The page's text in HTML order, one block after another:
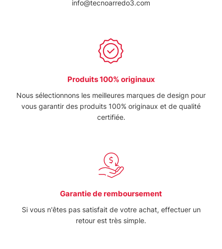
modificare o ritirare il tuo consenso in qualsiasi momento
Utilizziamo i cookie per personalizzare contenuti ed
annunci, per fornire funzionalità dei social media e per
informazioni sul modo in cui utilizza il nostro sito con i
nostri partner che si occupano di analisi dei dati web,
pubblicità e social media, i quali potrebbero combinarle
con altre informazioni che ha fornito loro o che hanno
info@tecnoarredo3.com
Produits 100% originaux
Nous sélectionnons les meilleures marques de design pour
vous garantir des produits 100% originaux et de qualité
certifiée.
Garantie de remboursement
Si vous n'êtes pas satisfait de votre achat, effectuer un
retour est très simple.